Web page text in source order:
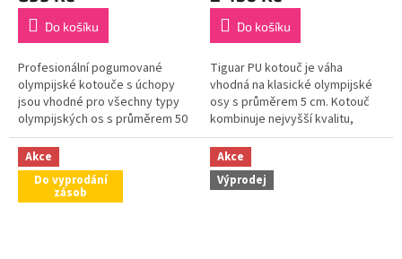
Do košíku
Profesionální pogumované
olympijské kotouče s úchopy
jsou vhodné pro všechny typy
olympijských os s průměrem 50
mm. Kotouče mají kvalitní
povrchovou úpravu
pogumováním se...
Do košíku
Tiguar PU kotouč je váha
vhodná na klasické olympijské
osy s průměrem 5 cm. Kotouč
kombinuje nejvyšší kvalitu,
funkčnost a moderní design.
Akce
Do vyprodání
zásob
Akce
Výprodej